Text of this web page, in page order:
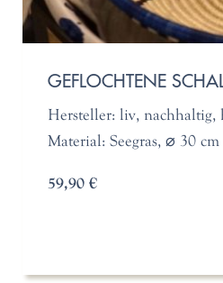
GEFLOCHTENE
Hersteller: liv, nachhaltig,
Material: Seegras, ⌀ 30 cm
59,90 €